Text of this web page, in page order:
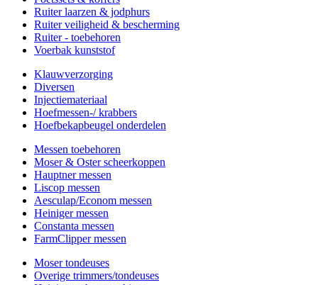
Ruiter laarzen & jodphurs
Ruiter veiligheid & bescherming
Ruiter - toebehoren
Voerbak kunststof
Klauwverzorging
Diversen
Injectiemateriaal
Hoefmessen-/ krabbers
Hoefbekapbeugel onderdelen
Messen toebehoren
Moser & Oster scheerkoppen
Hauptner messen
Liscop messen
Aesculap/Econom messen
Heiniger messen
Constanta messen
FarmClipper messen
Moser tondeuses
Overige trimmers/tondeuses